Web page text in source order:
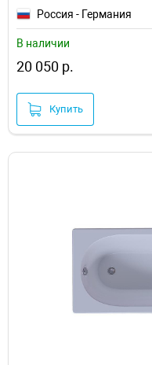
Россия - Германия
В наличии
20 050 р.
Купить